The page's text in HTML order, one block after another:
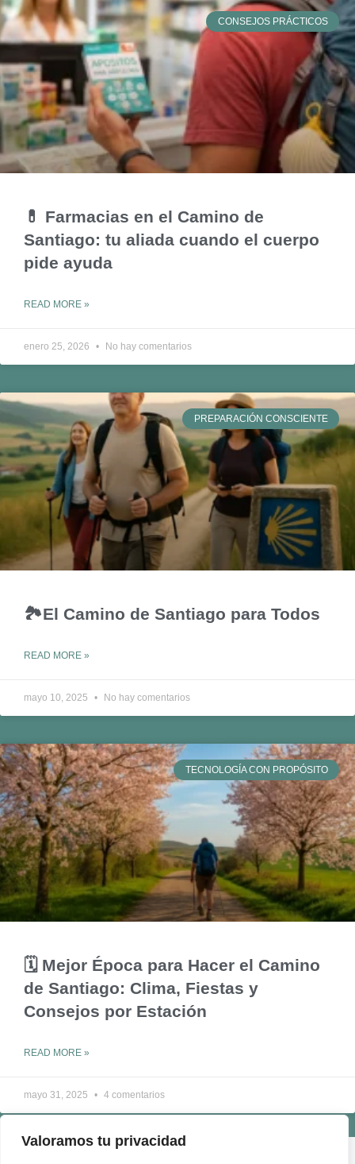
Valoramos tu privacidad
CONSEJOS PRÁCTICOS
💊 Farmacias en el Camino de
Santiago: tu aliada cuando el cuerpo
pide ayuda
READ MORE »
enero 25, 2026 No hay comentarios
PREPARACIÓN CONSCIENTE
🏞️El Camino de Santiago para Todos
READ MORE »
mayo 10, 2025 No hay comentarios
TECNOLOGÍA CON PROPÓSITO
🗓️ Mejor Época para Hacer el Camino
de Santiago: Clima, Fiestas y
Consejos por Estación
READ MORE »
mayo 31, 2025 4 comentarios